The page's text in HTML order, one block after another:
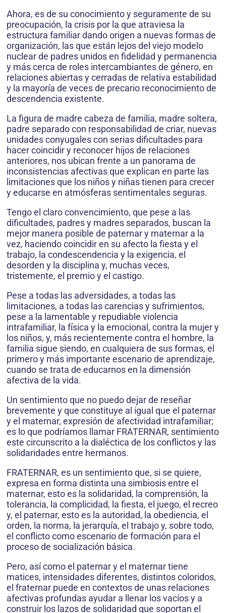
Ahora, es de su conocimiento y seguramente de su
preocupación, la crisis por la que atraviesa la
estructura familiar dando origen a nuevas formas de
organización, las que están lejos del viejo modelo
nuclear de padres unidos en fidelidad y permanencia
y más cerca de roles intercambiantes de género, en
relaciones abiertas y cerradas de relativa estabilidad
y la mayoría de veces de precario reconocimiento de
descendencia existente.
La figura de madre cabeza de familia, madre soltera,
padre separado con responsabilidad de criar, nuevas
unidades conyugales con serias dificultades para
hacer coincidir y reconocer hijos de relaciones
anteriores, nos ubican frente a un panorama de
inconsistencias afectivas que explican en parte las
limitaciones que los niños y niñas tienen para crecer
y educarse en atmósferas sentimentales seguras.
Tengo el claro convencimiento, que pese a las
dificultades, padres y madres separados, buscan la
mejor manera posible de paternar y maternar a la
vez, haciendo coincidir en su afecto la fiesta y el
trabajo, la condescendencia y la exigencia, el
desorden y la disciplina y, muchas veces,
tristemente, el premio y el castigo.
Pese a todas las adversidades, a todas las
limitaciones, a todas las carencias y sufrimientos,
pese a la lamentable y repudiable violencia
intrafamiliar, la física y la emocional, contra la mujer y
los niños, y, más recientemente contra el hombre, la
familia sigue siendo, en cualquiera de sus formas, el
primero y más importante escenario de aprendizaje,
cuando se trata de educarnos en la dimensión
afectiva de la vida.
Un sentimiento que no puedo dejar de reseñar
brevemente y que constituye al igual que el paternar
y el maternar, expresión de afectividad intrafamiliar;
es lo que podríamos llamar FRATERNAR, sentimiento
este circunscrito a la dialéctica de los conflictos y las
solidaridades entre hermanos.
FRATERNAR, es un sentimiento que, si se quiere,
expresa en forma distinta una simbiosis entre el
maternar, esto es la solidaridad, la comprensión, la
tolerancia, la complicidad, la fiesta, el juego, el recreo
y, el paternar, esto es la autoridad, la obediencia, el
orden, la norma, la jerarquía, el trabajo y, sobre todo,
el conflicto como escenario de formación para el
proceso de socialización básica.
Pero, así como el paternar y el maternar tiene
matices, intensidades diferentes, distintos coloridos,
el fraternar puede en contextos de unas relaciones
afectivas profundas ayudar a llenar los vacíos y a
construir los lazos de solidaridad que soportan el